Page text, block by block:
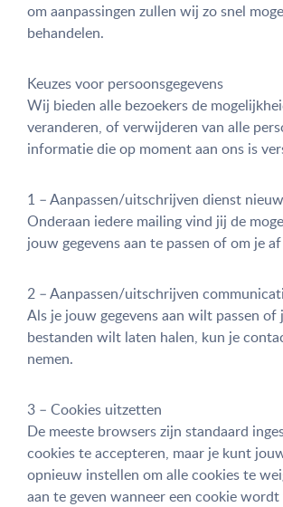
om aanpassingen zullen wij zo snel
behandelen.
Keuzes voor persoonsgegevens
Wij bieden alle bezoekers de
veranderen, of verwijderen van alle
informatie die op moment aan ons is
1 – Aanpassen/uitschrijven dienst
Onderaan iedere mailing vind jij de
jouw gegevens aan te passen of om je
2 – Aanpassen/uitschrijven
Als je jouw gegevens aan wilt passen of
bestanden wilt laten halen, kun je
nemen.
3 – Cookies uitzetten
De meeste browsers zijn standaard
cookies te accepteren, maar je kunt
opnieuw instellen om alle cookies te
aan te geven wanneer een cookie wordt